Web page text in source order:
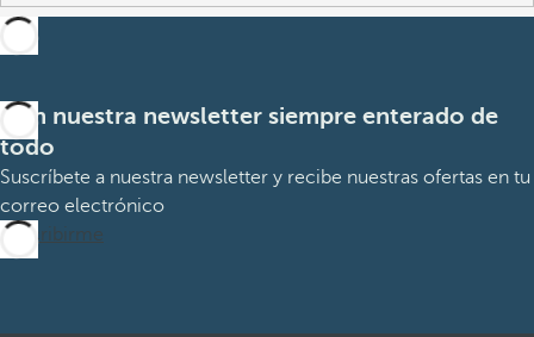
Con nuestra newsletter siempre enterado de
todo
Suscríbete a nuestra newsletter y recibe nuestras ofertas en tu
correo electrónico
Suscribirme